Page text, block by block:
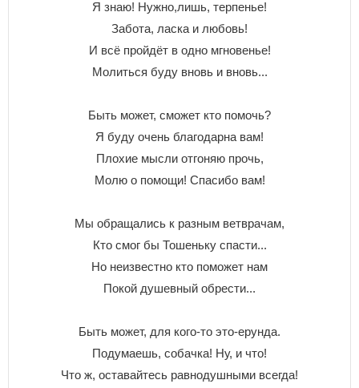
Я знаю! Нужно,лишь, терпенье!
Забота, ласка и любовь!
И всё пройдёт в одно мгновенье!
Молиться буду вновь и вновь...
Быть может, сможет кто помочь?
Я буду очень благодарна вам!
Плохие мысли отгоняю прочь,
Молю о помощи! Спасибо вам!
Мы обращались к разным ветврачам,
Кто смог бы Тошеньку спасти...
Но неизвестно кто поможет нам
Покой душевный обрести...
Быть может, для кого-то это-ерунда.
Подумаешь, собачка! Ну, и что!
Что ж, оставайтесь равнодушными всегда!